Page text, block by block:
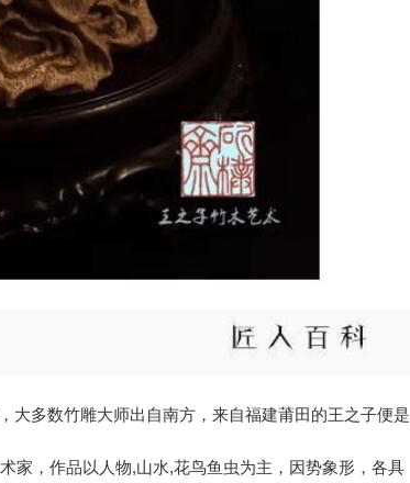
大多数竹雕大师出自南方，来自福建莆田的王之子便是
家，作品以人物,山水,花鸟鱼虫为主，因势象形，各具